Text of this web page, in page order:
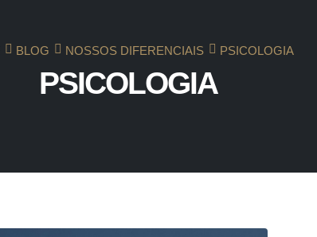
BLOG NOSSOS DIFERENCIAIS PSICOLOGIA
PSICOLOGIA